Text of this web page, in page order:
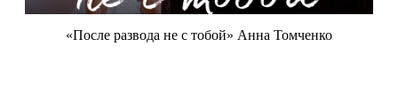
«После развода не с тобой» Анна Томченко